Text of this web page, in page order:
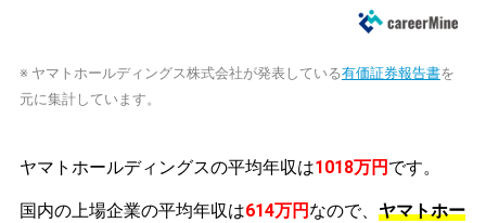
※ ヤマトホールディングス株式会社が発表している有価証券報告書を
元に集計しています。
ヤマトホールディングスの平均年収は1018万円 です。
国内の上場企業の平均年収は614万円 なので、 ヤマトホー